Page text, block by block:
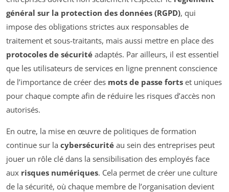
général sur la protection des données (RGPD), qui
impose des obligations strictes aux responsables de
traitement et sous-traitants, mais aussi mettre en place des
protocoles de sécurité adaptés. Par ailleurs, il est essentiel
que les utilisateurs de services en ligne prennent conscience
de l’importance de créer des mots de passe forts et uniques
pour chaque compte afin de réduire les risques d’accès non
autorisés.
En outre, la mise en œuvre de politiques de formation
continue sur la cybersécurité au sein des entreprises peut
jouer un rôle clé dans la sensibilisation des employés face
aux risques numériques. Cela permet de créer une culture
de la sécurité, où chaque membre de l’organisation devient